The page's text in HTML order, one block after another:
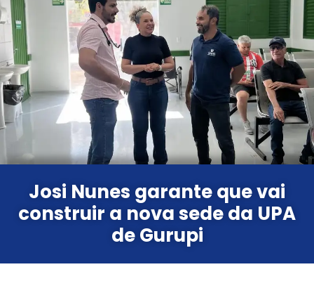
Josi Nunes garante que vai
construir a nova sede da UPA
de Gurupi